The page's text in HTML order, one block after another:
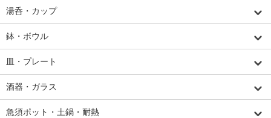
湯呑・カップ
鉢・ボウル
皿・プレート
酒器・ガラス
急須ポット・土鍋・耐熱